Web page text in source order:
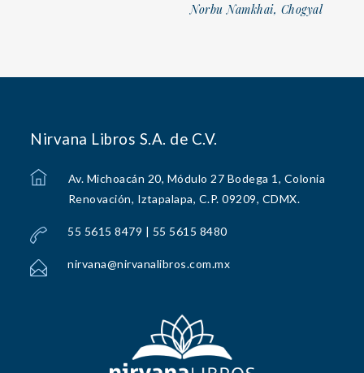
Norbu Namkhai, Chogyal
Nirvana Libros S.A. de C.V.
Av. Michoacán 20, Módulo 27 Bodega 1, Colonia
Renovación, Iztapalapa, C.P. 09209, CDMX.
55 5615 8479 | 55 5615 8480
nirvana@nirvanalibros.com.mx